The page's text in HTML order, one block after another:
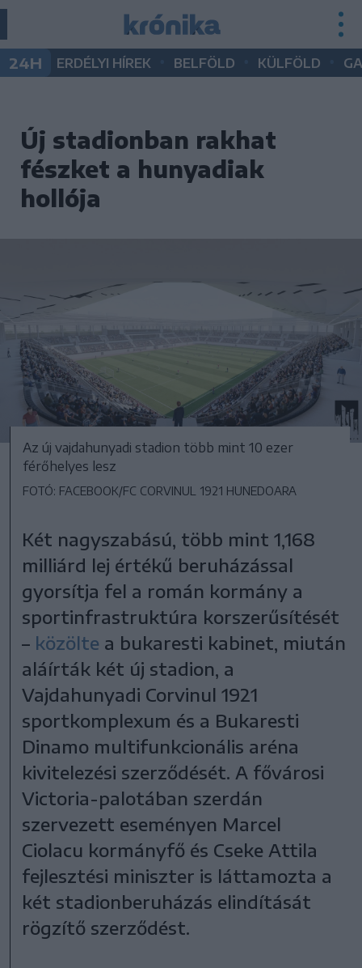
24H ERDÉLYI HÍREK BELFÖLD KÜLFÖLD
Új stadionban rakhat
fészket a hunyadiak
hollója
Az új vajdahunyadi stadion több mint 10 ezer
férőhelyes lesz
FOTÓ: FACEBOOK/FC CORVINUL 1921 HUNEDOARA
Két nagyszabású, több mint 1,168
milliárd lej értékű beruházással
gyorsítja fel a román kormány a
sportinfrastruktúra korszerűsítését
– közölte a bukaresti kabinet, miután
aláírták két új stadion, a
Vajdahunyadi Corvinul 1921
sportkomplexum és a Bukaresti
Dinamo multifunkcionális aréna
kivitelezési szerződését. A fővárosi
Victoria-palotában szerdán
szervezett eseményen Marcel
Ciolacu kormányfő és Cseke Attila
fejlesztési miniszter is láttamozta a
két stadionberuházás elindítását
rögzítő szerződést.